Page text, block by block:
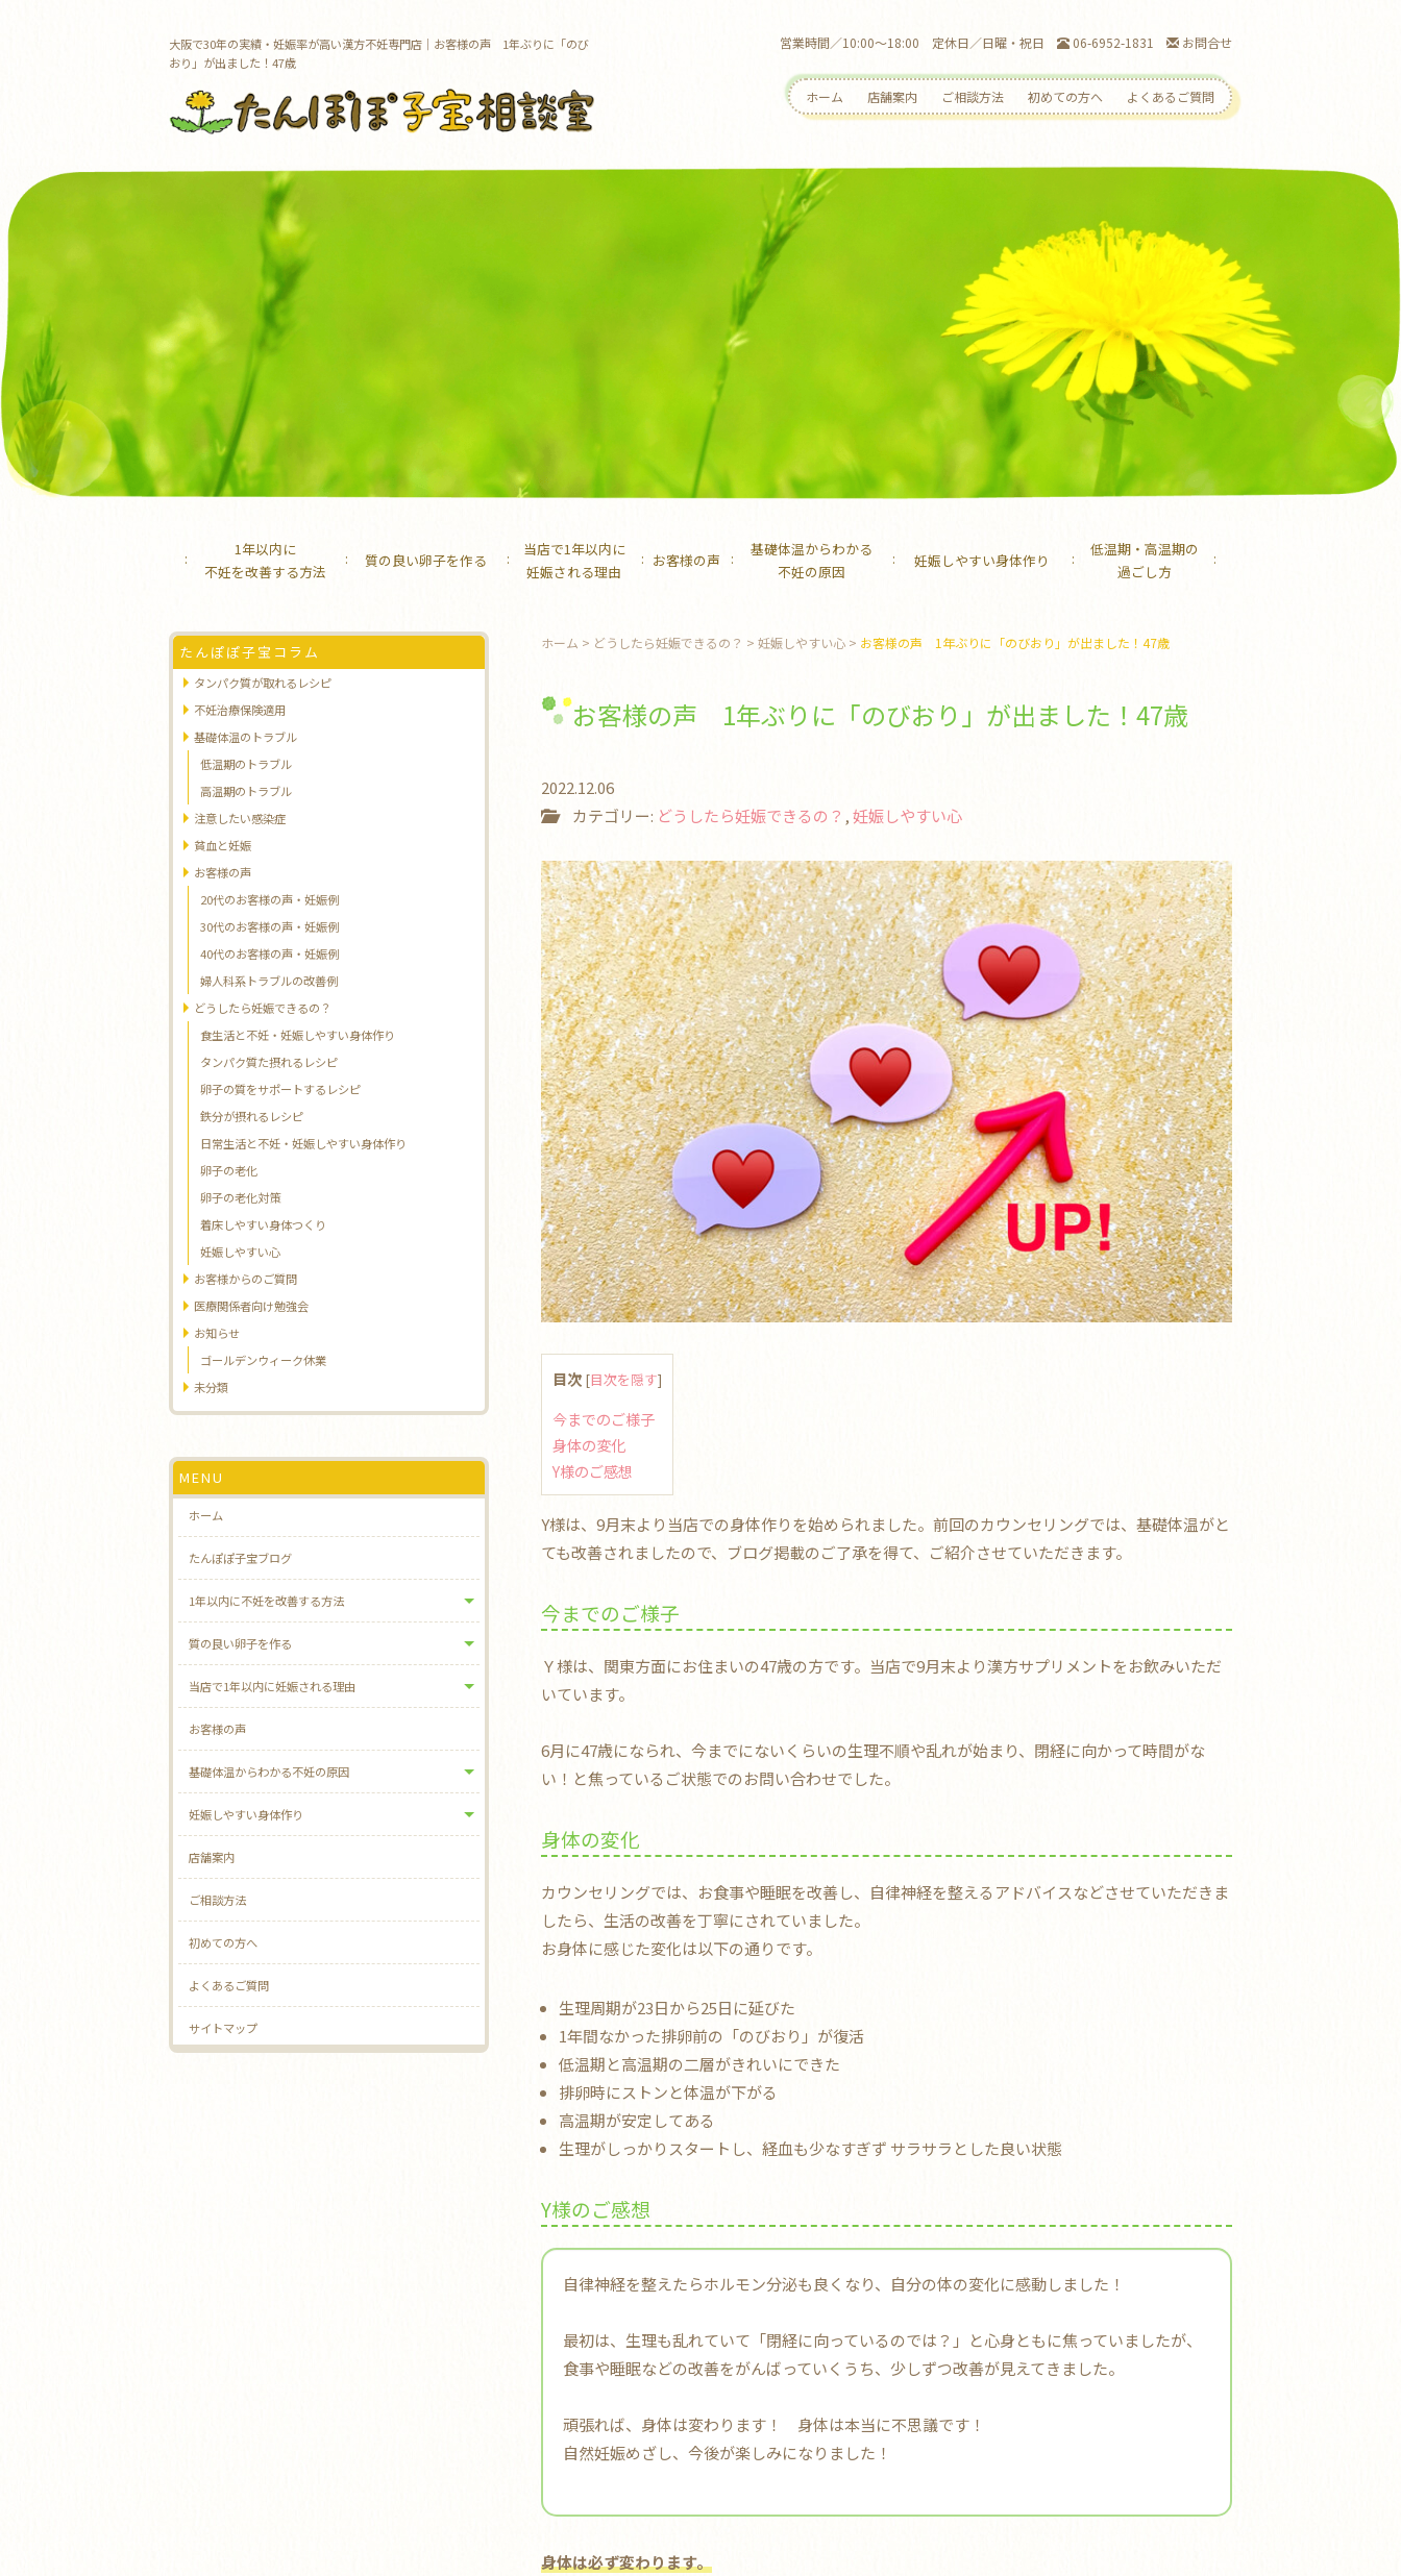
大阪で30年の実績・妊娠率が高い漢方不妊専門店｜お客様の声 1年ぶりに「のび
おり」が出ました！47歳
営業時間／10:00～18:00 定休日／日曜・祝日 06-6952-1831 お問合せ
ホーム 店舗案内 ご相談方法 初めての方へ よくあるご質問
1年以内に
不妊を改善する方法
質の良い卵子を作る
当店で1年以内に
妊娠される理由
お客様の声
基礎体温からわかる
不妊の原因
妊娠しやすい身体作り
低温期・高温期の
過ごし方
ホーム > どうしたら妊娠できるの？ > 妊娠しやすい心> お客様の声 1年ぶりに「のびおり」が出ました！47歳
お客様の声 1年ぶりに「のびおり」が出ました！47歳
2022.12.06
カテゴリー: どうしたら妊娠できるの？ ,妊娠しやすい心
目次 [目次を隠す]
今までのご様子
身体の変化
Y様のご感想
Y様は、9月末より当店での身体作りを始められました。前回のカウンセリングでは、基礎体温がと
ても改善されましたので、ブログ掲載のご了承を得て、ご紹介させていただきます。
今までのご様子
Ｙ様は、関東方面にお住まいの47歳の方です。当店で9月末より漢方サプリメントをお飲みいただ
いています。
6月に47歳になられ、今までにないくらいの生理不順や乱れが始まり、閉経に向かって時間がな
い！と焦っているご状態でのお問い合わせでした。
身体の変化
カウンセリングでは、お食事や睡眠を改善し、自律神経を整えるアドバイスなどさせていただきま
したら、生活の改善を丁寧にされていました。
お身体に感じた変化は以下の通りです。
生理周期が23日から25日に延びた
1年間なかった排卵前の「のびおり」が復活
低温期と高温期の二層がきれいにできた
排卵時にストンと体温が下がる
高温期が安定してある
生理がしっかりスタートし、経血も少なすぎず サラサラとした良い状態
Y様のご感想
自律神経を整えたらホルモン分泌も良くなり、自分の体の変化に感動しました！
最初は、生理も乱れていて「閉経に向っているのでは？」と心身ともに焦っていましたが、
食事や睡眠などの改善をがんばっていくうち、少しずつ改善が見えてきました。
頑張れば、身体は変わります！ 身体は本当に不思議です！
自然妊娠めざし、今後が楽しみになりました！
身体は必ず変わります。
たんぽぽ子宝コラム
タンパク質が取れるレシピ
不妊治療保険適用
基礎体温のトラブル
低温期のトラブル
高温期のトラブル
注意したい感染症
貧血と妊娠
お客様の声
20代のお客様の声・妊娠例
30代のお客様の声・妊娠例
40代のお客様の声・妊娠例
婦人科系トラブルの改善例
どうしたら妊娠できるの？
食生活と不妊・妊娠しやすい身体作り
タンパク質た摂れるレシピ
卵子の質をサポートするレシピ
鉄分が摂れるレシピ
日常生活と不妊・妊娠しやすい身体作り
卵子の老化
卵子の老化対策
着床しやすい身体つくり
妊娠しやすい心
お客様からのご質問
医療関係者向け勉強会
お知らせ
ゴールデンウィーク休業
未分類
MENU
ホーム
たんぽぽ子宝ブログ
1年以内に不妊を改善する方法
質の良い卵子を作る
当店で1年以内に妊娠される理由
お客様の声
基礎体温からわかる不妊の原因
妊娠しやすい身体作り
店舗案内
ご相談方法
初めての方へ
よくあるご質問
サイトマップ